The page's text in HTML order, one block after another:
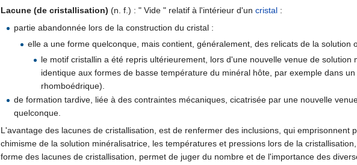
Lacune (de cristallisation) (n. f.) : " Vide " relatif à l'intérieur d'un cristal :
partie abandonnée lors de la construction du cristal :
elle a une forme quelconque, mais contient, généralement, des relicats de la solution
le motif cristallin a été repris ultérieurement, lors d'une nouvelle venue de
identique aux formes de basse température du minéral hôte, par exemple dans
rhomboédrique).
de formation tardive, liée à des contraintes mécaniques, cicatrisée par une nouvelle
quelconque.
L'avantage des lacunes de cristallisation, est de renfermer des inclusions, qui
chimisme de la solution minéralisatrice, les températures et pressions lors de la
forme des lacunes de cristallisation, permet de juger du nombre et de l'importance des